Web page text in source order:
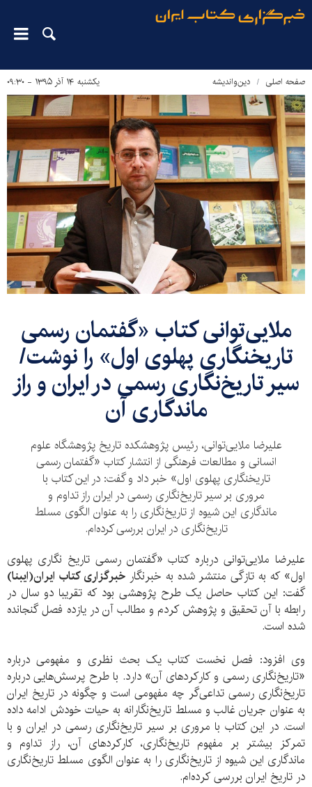
صفحه اصلی دین‌واندیشه یکشنبه ۱۴ آذر ۱۳۹۵ - ۰۹:۳۰
ملایی‌توانی کتاب «گفتمان رسمی
تاریخنگاری پهلوی اول» را نوشت/
سیر تاریخ‌نگاری رسمی در ایران و راز
ماندگاری آن
علیرضا ملایی‌توانی، رئیس پژوهشکده تاریخ پژوهشگاه علوم
انسانی و مطالعات فرهنگی از انتشار کتاب «گفتمان رسمی
تاریخنگاری پهلوی اول» خبر داد و گفت: در این کتاب با
مروری بر سیر تاریخ‌نگاری رسمی در ایران راز تداوم و
ماندگاری این شیوه از تاریخ‌نگاری را به عنوان الگوی مسلط
تاریخ‌نگاری در ایران بررسی کرده‌ام.
علیرضا ملایی‌توانی درباره کتاب «گفتمان رسمی تاریخ نگاری پهلوی
اول» که به تازگی منتشر شده به خبرنگارخبرگزاری کتاب ایران(ایبنا)
گفت: این کتاب حاصل یک طرح پژوهشی بود که تقریبا دو سال در
رابطه با آن تحقیق و پژوهش کردم و مطالب آن در یازده فصل گنجانده
شده است.
وی افزود: فصل نخست کتاب یک بحث نظری و مفهومی درباره
«تاریخ‌نگاری رسمی و کارکردهای آن» دارد. با طرح پرسش‌هایی درباره
تاریخ‌نگاری رسمی تداعی‌گر چه مفهومی است و چگونه در تاریخ ایران
به عنوان جریان غالب و مسلط تاریخ‌نگارانه به حیات خودش ادامه داده
است. در این کتاب با مروری بر سیر تاریخ‌نگاری رسمی در ایران و با
تمرکز بیشتر بر مفهوم تاریخ‌نگاری، کارکردهای آن، راز تداوم و
ماندگاری این شیوه از تاریخ‌نگاری را به عنوان الگوی مسلط تاریخ‌نگاری
در تاریخ ایران بررسی کرده‌ام.